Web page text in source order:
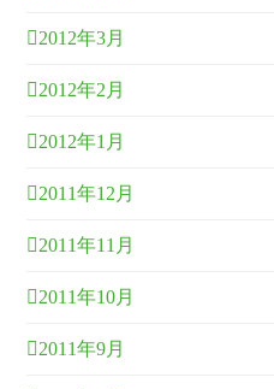
2012年3月
2012年2月
2012年1月
2011年12月
2011年11月
2011年10月
2011年9月